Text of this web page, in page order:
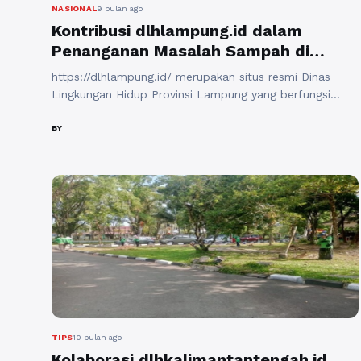
NASIONAL9 bulan ago
Kontribusi dlhlampung.id dalam
Penanganan Masalah Sampah di
Lampung
https://dlhlampung.id/ merupakan situs resmi Dinas
Lingkungan Hidup Provinsi Lampung yang berfungsi
pengelolaan lingkungan hidup, khususnya pengelolaan
Lampung menjadi sangat strategis dalam merumuskan
kebijakan, mengawasi implementasi program, serta
memberikan panduan bagi masyarakat dan pelaku
usaha untuk mengelola ...Baca Selengkapnya
BY
TIPS10 bulan ago